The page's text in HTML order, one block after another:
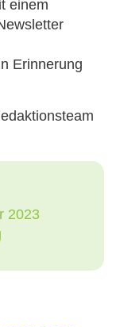
einem
Erinnerung
2023